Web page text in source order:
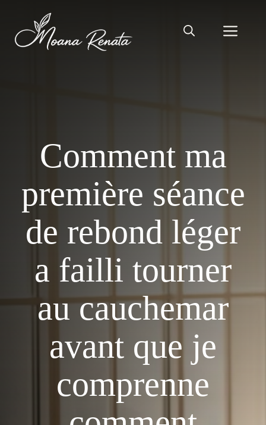
contenu
Comment ma
première séance
de rebond léger
a failli tourner
au cauchemar
avant que je
comprenne